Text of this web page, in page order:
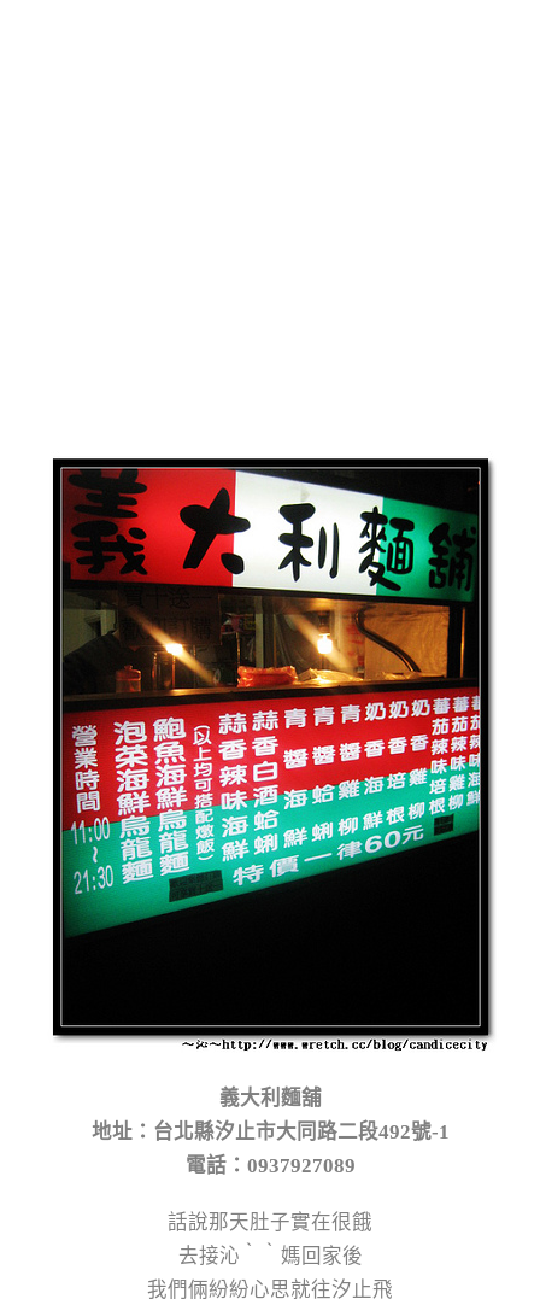
義大利麵舖
地址：台北縣汐止市大同路二段492號-1
電話：0937927089
話說那天肚子實在很餓
去接沁‵‵媽回家後
我們倆紛紛心思就往汐止飛